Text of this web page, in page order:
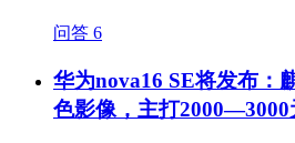
问答 6
华为nova16 SE将发布：
色影像，主打2000—3000